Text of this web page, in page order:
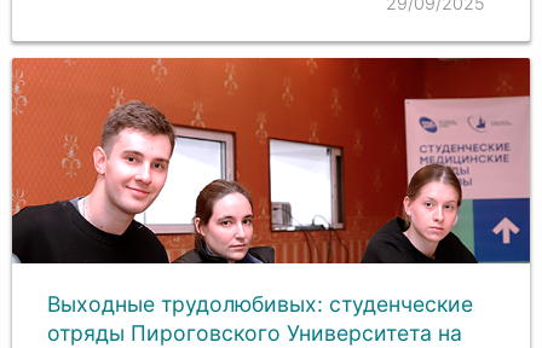
Выходные трудолюбивых: студенческие
отряды Пироговского Университета на